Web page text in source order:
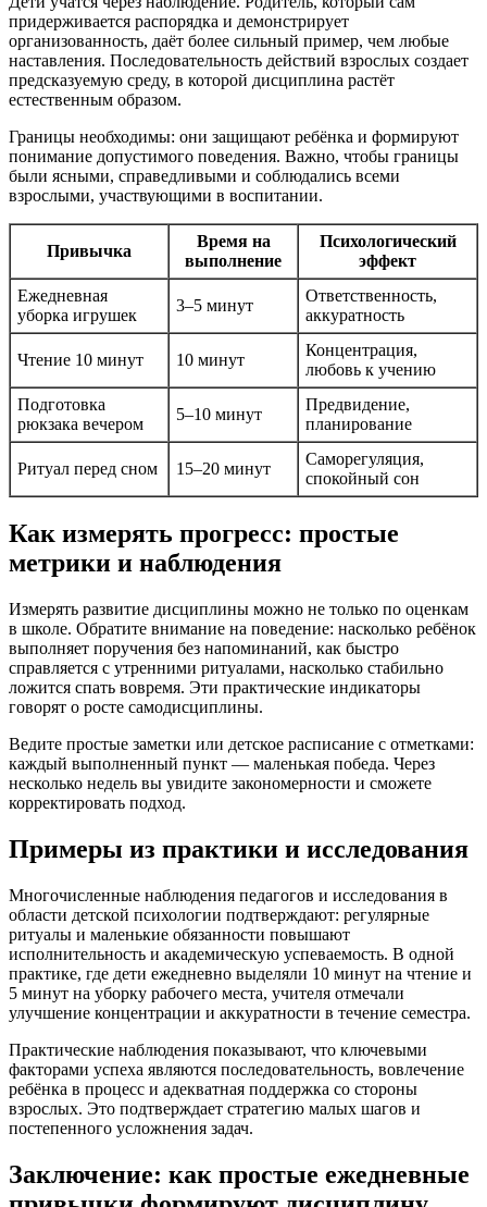
придерживается распорядка и демонстрирует
организованность, даёт более сильный пример, чем любые
наставления. Последовательность действий взрослых создает
предсказуемую среду, в которой дисциплина растёт
естественным образом.
Границы необходимы: они защищают ребёнка и формируют
понимание допустимого поведения. Важно, чтобы границы
были ясными, справедливыми и соблюдались всеми
взрослыми, участвующими в воспитании.
Привычка
Время на
выполнение
Психологический
эффект
Ежедневная
уборка игрушек
3–5 минут
Ответственность,
аккуратность
Чтение 10 минут 10 минут
Концентрация,
любовь к учению
Подготовка
рюкзака вечером
5–10 минут
Предвидение,
планирование
Ритуал перед сном 15–20 минут
Саморегуляция,
спокойный сон
Как измерять прогресс: простые
метрики и наблюдения
Измерять развитие дисциплины можно не только по оценкам
в школе. Обратите внимание на поведение: насколько ребёнок
выполняет поручения без напоминаний, как быстро
справляется с утренними ритуалами, насколько стабильно
ложится спать вовремя. Эти практические индикаторы
говорят о росте самодисциплины.
Ведите простые заметки или детское расписание с отметками:
каждый выполненный пункт — маленькая победа. Через
несколько недель вы увидите закономерности и сможете
корректировать подход.
Примеры из практики и исследования
Многочисленные наблюдения педагогов и исследования в
области детской психологии подтверждают: регулярные
ритуалы и маленькие обязанности повышают
исполнительность и академическую успеваемость. В одной
практике, где дети ежедневно выделяли 10 минут на чтение и
5 минут на уборку рабочего места, учителя отмечали
улучшение концентрации и аккуратности в течение семестра.
Практические наблюдения показывают, что ключевыми
факторами успеха являются последовательность, вовлечение
ребёнка в процесс и адекватная поддержка со стороны
взрослых. Это подтверждает стратегию малых шагов и
постепенного усложнения задач.
Заключение: как простые ежедневные